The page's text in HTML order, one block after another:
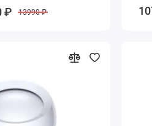
₽ 13990 ₽